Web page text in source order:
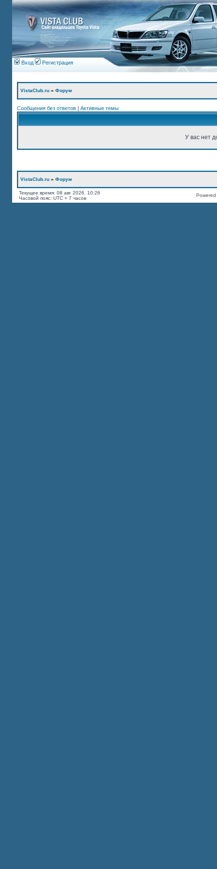
Вход Регистрация
VistaClub.ru » Форум
Сообщения без ответов | Активные темы
У вас нет
VistaClub.ru » Форум
Текущее время: 08 авг 2026, 10:26
Часовой пояс: UTC + 7 часов